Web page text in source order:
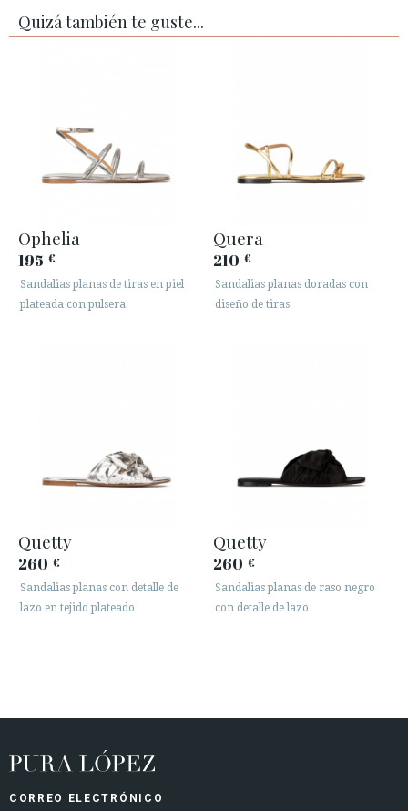
Quizá también te guste...
Ophelia
195 €
Sandalias planas de tiras en piel
plateada con pulsera
Quera
210 €
Sandalias planas doradas con
diseño de tiras
Quetty
260 €
Sandalias planas con detalle de
lazo en tejido plateado
Quetty
260 €
Sandalias planas de raso negro
con detalle de lazo
CORREO ELECTRÓNICO